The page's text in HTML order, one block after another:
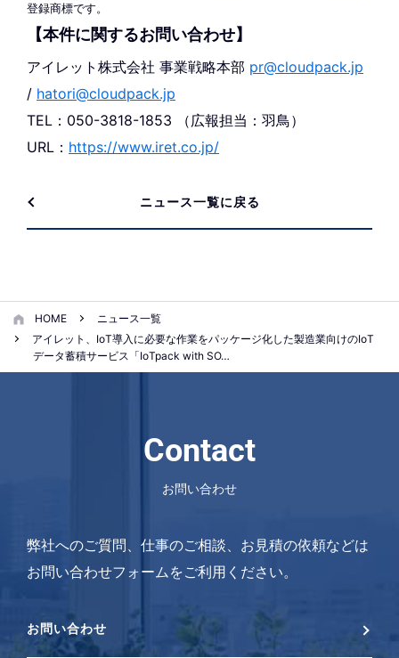
登録商標です。
【本件に関するお問い合わせ】
アイレット株式会社 事業戦略本部 pr@cloudpack.jp
/ hatori@cloudpack.jp
TEL：050-3818-1853 （広報担当：羽鳥）
URL： https://www.iret.co.jp/
ニュース一覧に戻る
HOME
ニュース一覧
アイレット、IoT導入に必要な作業をパッケージ化した製造業向けのIoT
データ蓄積サービス「IoTpack with SO…
Contact
お問い合わせ
弊社へのご質問、仕事のご相談、お見積の依頼などは
お問い合わせフォームをご利用ください。
お問い合わせ